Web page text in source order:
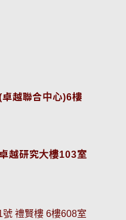
越聯合中心)6樓
越研究大樓103室
禮賢樓 6樓608室